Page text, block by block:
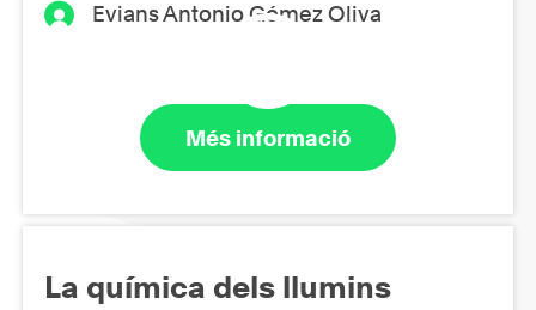
Evians Antonio Gómez Oliva
Més informació
La química dels llumins